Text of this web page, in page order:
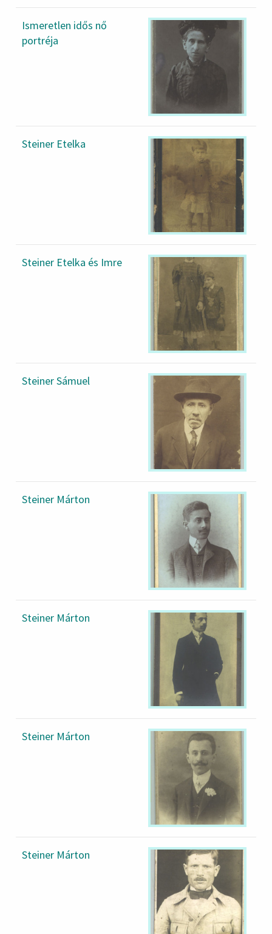
Ismeretlen idős nő
portréja
Steiner Etelka
Steiner Etelka és Imre
Steiner Sámuel
Steiner Márton
Steiner Márton
Steiner Márton
Steiner Márton